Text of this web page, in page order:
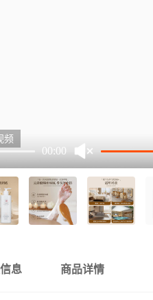
00:00
频
息 商品详情